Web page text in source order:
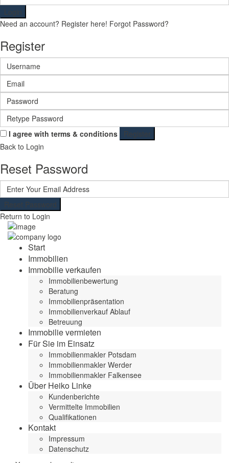
Login
Need an account? Register here! Forgot Password?
Register
I agree with terms & conditions
Register
Back to Login
Reset Password
Reset Password
Return to Login
Start
Immobilien
Immobilie verkaufen
Immobilienbewertung
Beratung
Immobilienpräsentation
Immobilienverkauf Ablauf
Betreuung
Immobilie vermieten
Für Sie im Einsatz
Immobilienmakler Potsdam
Immobilienmakler Werder
Immobilienmakler Falkensee
Über Heiko Linke
Kundenberichte
Vermittelte Immobilien
Qualifikationen
Kontakt
Impressum
Datenschutz